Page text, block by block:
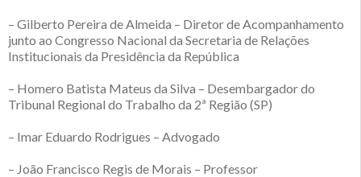
– Gilberto Pereira de Almeida – Diretor de Acompanhamento
junto ao Congresso Nacional da Secretaria de Relações
Institucionais da Presidência da República
– Homero Batista Mateus da Silva – Desembargador do
Tribunal Regional do Trabalho da 2ª Região (SP)
– Imar Eduardo Rodrigues – Advogado
– João Francisco Regis de Morais – Professor